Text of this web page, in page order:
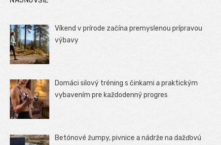
Víkend v prírode začína premyslenou prípravou
výbavy
Domáci silový tréning s činkami a praktickým
vybavením pre každodenný progres
Betónové žumpy, pivnice a nádrže na dažďovú